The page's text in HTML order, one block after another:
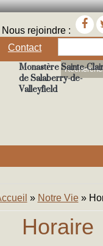
Nous rejoindre :
Contact
Monastère Sainte-
de Salaberry-de-
Valleyfield
» Notre Vie»
Horaire